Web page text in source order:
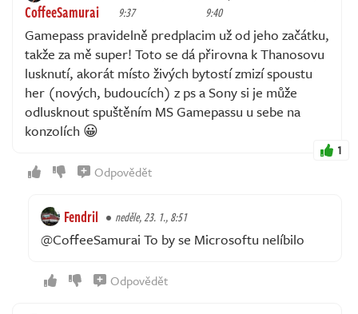
CoffeeSamurai
9:37
9:40
Gamepass pravidelně predplacim už od jeho začátku,
takže za mě super! Toto se dá přirovna k Thanosovu
lusknutí, akorát místo živých bytostí zmizí spoustu
her (nových, budoucích) z ps a Sony si je může
odlusknout spuštěním MS Gamepassu u sebe na
konzolích 😀
1
Odpovědět
Fendril neděle, 23. 1., 8:51
@CoffeeSamurai To by se Microsoftu nelíbilo
Odpovědět